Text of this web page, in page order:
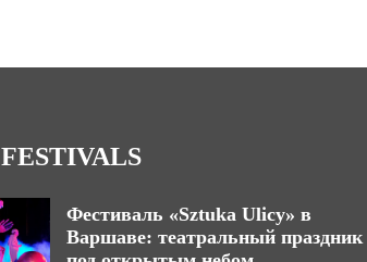
FESTIVALS
Фестиваль «Sztuka Ulicy» в
Варшаве: театральный праздник